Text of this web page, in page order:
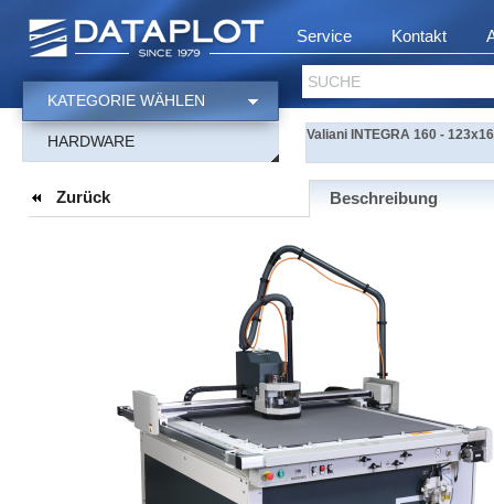
Service Kontakt
SUCHE
KATEGORIE WÄHLEN
HARDWARE Valiani INTEGRA 160 -
Zurück Beschreibung